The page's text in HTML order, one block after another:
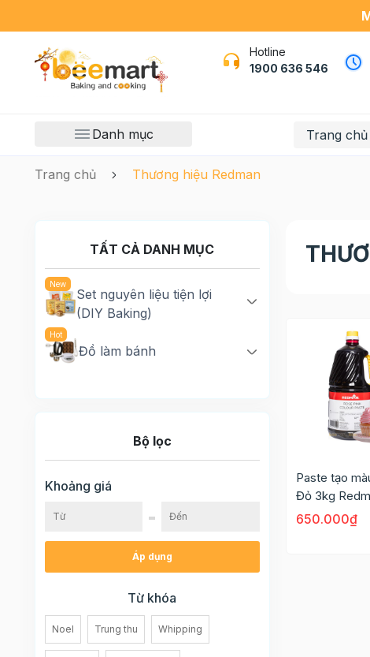
Hotline
1900 636 546
Danh mục Trang chủ
Trang chủ Thương hiệu Redman
TẤT CẢ DANH MỤC
Set nguyên liệu tiện lợi
(DIY Baking)
Đồ làm bánh
Bộ lọc
Khoảng giá
Áp dụng
Từ khóa
Noel Trung thu Whipping
Paste tạo
Đỏ 3kg
650.000₫